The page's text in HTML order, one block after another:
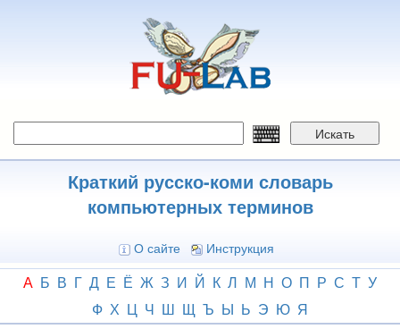
Искать
Краткий русско-коми словарь
компьютерных терминов
О сайте Инструкция
А Б В Г Д Е Ё Ж З И Й К Л М Н О П Р С Т У
Ф Х Ц Ч Ш Щ Ъ Ы Ь Э Ю Я